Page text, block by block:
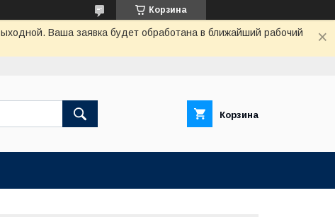
Корзина
Ваша заявка будет обработана в ближайший рабочий
Корзина